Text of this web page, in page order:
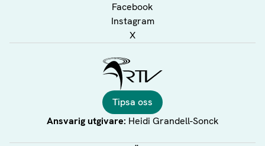
Facebook
Instagram
X
Tipsa oss
Ansvarig utgivare: Heidi Grandell-Sonck